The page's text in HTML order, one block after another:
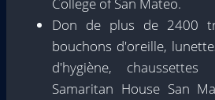
Don de plus de 2400
bouchons d'oreille,
d'hygiène,
Samaritan House San